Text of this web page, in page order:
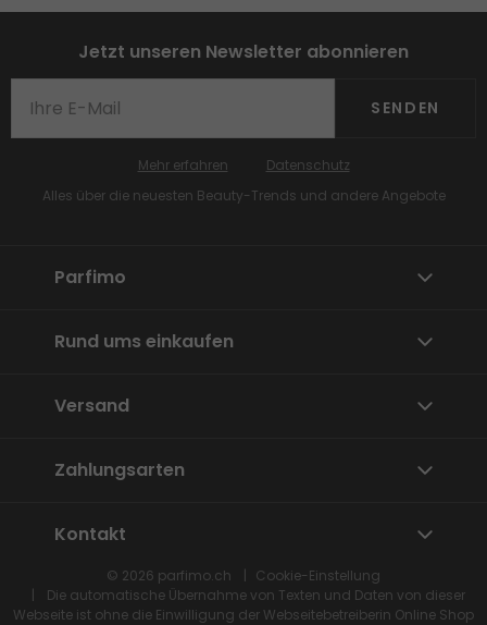
Jetzt unseren Newsletter abonnieren
SENDEN
Alles über die neuesten Beauty-Trends und andere Angebote
Mehr erfahren Datenschutz
Parfimo
Rund ums einkaufen
Versand
Zahlungsarten
Kontakt
© 2026 parfimo.ch
Cookie-Einstellung
Die automatische Übernahme von Texten und Daten von dieser
Webseite ist ohne die Einwilligung der Webseitebetreiberin Online Shop